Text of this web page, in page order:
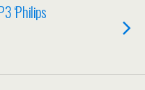
‘Philips